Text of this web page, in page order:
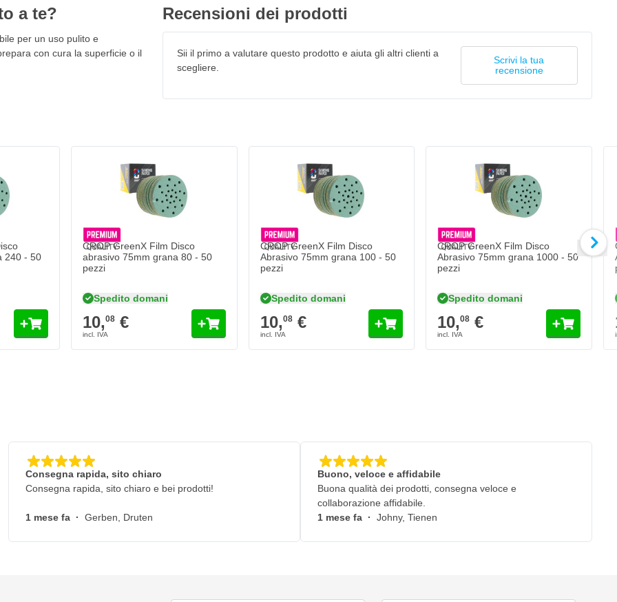
possono essere utilizzati
efficace in ambienti
Questi includono:
P60 - 50pz
lunga durata
un uso prolungato e intensivo
di essere allineati con
una lunga durata
levigatrice con disco di
a te?
per un uso pulito e
con cura la superficie o il
Recensioni dei prodotti
Sii il primo a valutare questo prodotto e aiuta gli altri clienti a
scegliere.
Scrivi la tua
recensione
240 - 50
CROP GreenX Film Disco
abrasivo 75mm grana 80 - 50
pezzi
Spedito domani
10,08 €
CROP GreenX Film Disco
Abrasivo 75mm grana 100 - 50
pezzi
Spedito domani
10,08€
CROP GreenX Film Disco
Abrasivo 75mm grana 1000 - 50
pezzi
Spedito domani
10,08 €
Consegna rapida, sito chiaro
Consegna rapida, sito chiaro e bei prodotti!
1 mese fa · Gerben, Druten
Buono, veloce e affidabile
Buona qualità dei prodotti, consegna veloce e
collaborazione affidabile.
1 mese fa · Johny, Tienen